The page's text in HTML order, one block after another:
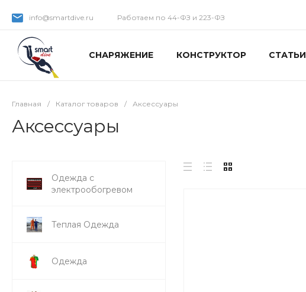
info@smartdive.ru Работаем по 44-ФЗ и 223-ФЗ
СНАРЯЖЕНИЕ КОНСТРУКТОР СТАТЬИ
Главная / Каталог товаров / Аксессуары
Аксессуары
Одежда с
электрообогревом
Теплая Одежда
Одежда